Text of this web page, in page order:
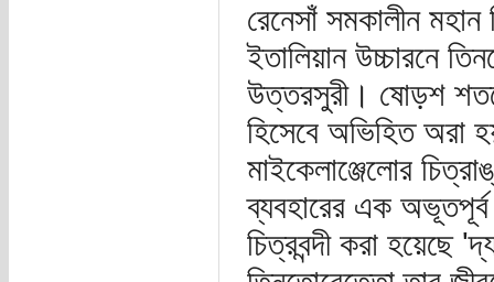
রেনেসাঁ সমকালীন
ইতালিয়ান উচ্চারনে
উত্তরসুরী। ষোড়শ
হিসেবে অভিহিত অরা
মাইকেলাঞ্জেলোর
ব্যবহারের এক
চিত্রবন্দী করা হয়েছে